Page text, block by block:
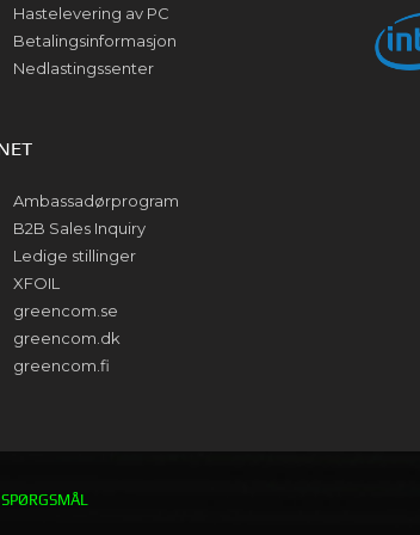
Hastelevering av PC
Betalingsinformasjon
Nedlastingssenter
Ambassadørprogram
B2B Sales Inquiry
Ledige stillinger
XFOIL
greencom.se
greencom.dk
greencom.fi